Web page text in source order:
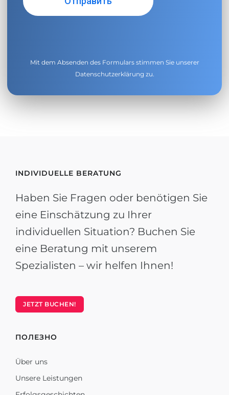
Mit dem Absenden des Formulars stimmen Sie unserer
Datenschutzerklärung zu.
INDIVIDUELLE BERATUNG
Haben Sie Fragen oder benötigen Sie
eine Einschätzung zu Ihrer
individuellen Situation? Buchen Sie
eine Beratung mit unserem
Spezialisten – wir helfen Ihnen!
JETZT BUCHEN!
ПОЛЕЗНО
Über uns
Unsere Leistungen